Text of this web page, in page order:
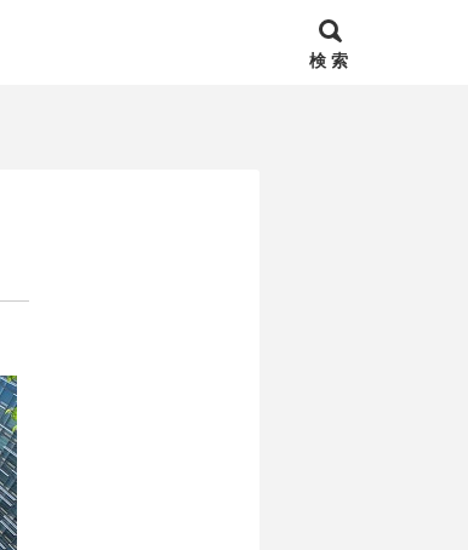
検 索